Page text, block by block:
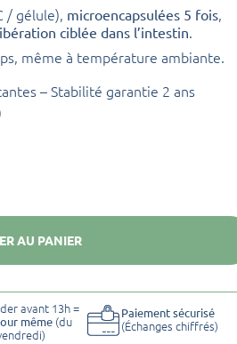
/ gélule), microencapsulées 5 fois,
ciblée dans l’intestin.
même à température ambiante.
– Stabilité garantie 2 ans
AU PANIER
avant 13h =
même(du
Paiement sécurisé
(Échanges chiffrés)